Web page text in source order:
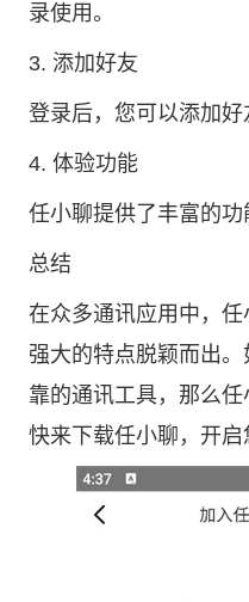
录使用。
3. 添加好友
登录后，您可以添加好
4. 体验功能
任小聊提供了丰富的功
总结
在众多通讯应用中，
强大的特点脱颖而出。
靠的通讯工具，那么任
快来下载任小聊，开启